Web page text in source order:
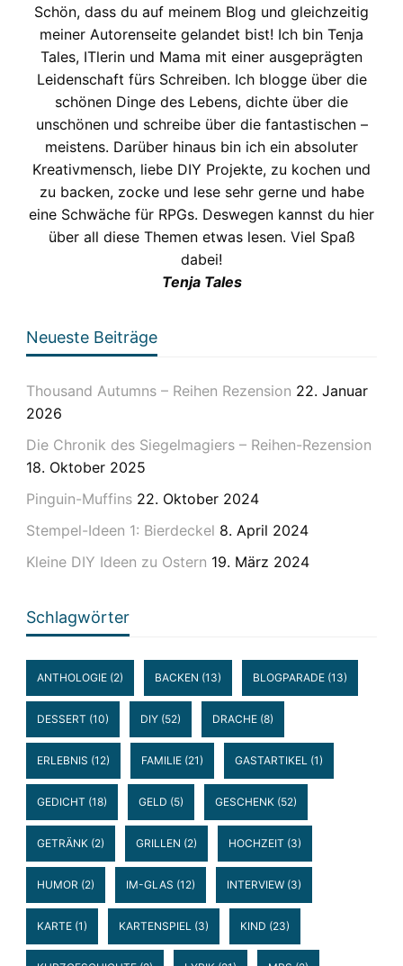
Schön, dass du auf meinem Blog und gleichzeitig
meiner Autorenseite gelandet bist! Ich bin Tenja
Tales, ITlerin und Mama mit einer ausgeprägten
Leidenschaft fürs Schreiben. Ich blogge über die
schönen Dinge des Lebens, dichte über die
unschönen und schreibe über die fantastischen –
meistens. Darüber hinaus bin ich ein absoluter
Kreativmensch, liebe DIY Projekte, zu kochen und
zu backen, zocke und lese sehr gerne und habe
eine Schwäche für RPGs. Deswegen kannst du hier
über all diese Themen etwas lesen. Viel Spaß
dabei!
Tenja Tales
Neueste Beiträge
Thousand Autumns – Reihen Rezension 22. Januar
2026
Die Chronik des Siegelmagiers – Reihen-Rezension
18. Oktober 2025
Pinguin-Muffins 22. Oktober 2024
Stempel-Ideen 1: Bierdeckel 8. April 2024
Kleine DIY Ideen zu Ostern 19. März 2024
Schlagwörter
ANTHOLOGIE(2) BACKEN (13) BLOGPARADE(13)
DESSERT (10) DIY(52) DRACHE(8)
ERLEBNIS (12) FAMILIE(21) GASTARTIKEL (1)
GEDICHT (18) GELD (5) GESCHENK(52)
GETRÄNK(2) GRILLEN (2) HOCHZEIT (3)
HUMOR (2) IM-GLAS (12) INTERVIEW(3)
KARTE(1) KARTENSPIEL (3) KIND (23)